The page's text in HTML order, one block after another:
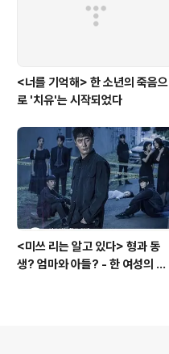
<너를 기억해> 한 소년의 죽음으
로 '치유'는 시작되었다
<미쓰 리는 알고 있다> 형과 동
생? 엄마와 아들? - 한 여성의 죽